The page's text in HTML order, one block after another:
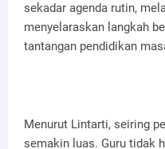
sekadar agenda rutin,
menyelaraskan langkah
tantangan pendidikan
Menurut Lintarti, seiring
semakin luas. Guru tidak